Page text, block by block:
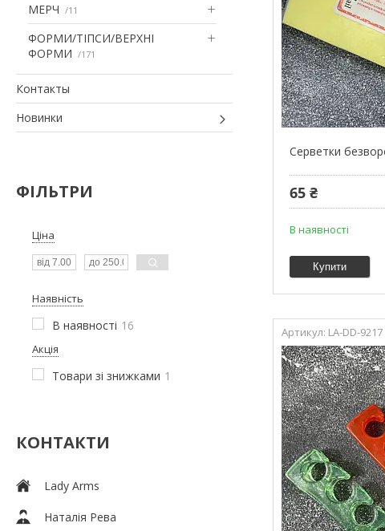
МЕРЧ 11
ФОРМИ/ТІПСИ/ВЕРХНІ
ФОРМИ
171
Контакты
Новинки
ФІЛЬТРИ
Ціна
Наявність
В наявності 16
Акція
Товари зі знижками 1
КОНТАКТИ
Lady Arms
Наталія Рева
Серветки
65 ₴
В наявності
Купити
LA-DD-9217